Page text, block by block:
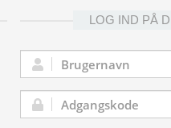
LOG IND PÅ
Brugernavn:
Adgangskode: